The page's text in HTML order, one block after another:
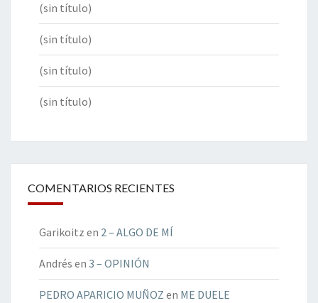
(sin título)
(sin título)
(sin título)
(sin título)
COMENTARIOS RECIENTES
Garikoitz en 2 – ALGO DE MÍ
Andrés en 3 – OPINIÓN
PEDRO APARICIO MUÑOZ en ME DUELE